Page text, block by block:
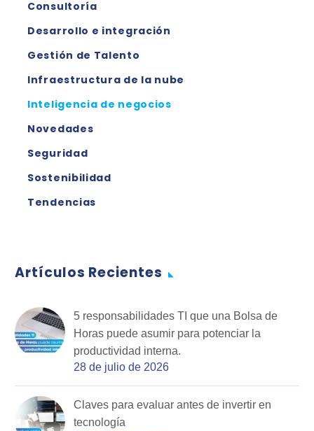
Consultoría
Desarrollo e integración
Gestión de Talento
Infraestructura de la nube
Inteligencia de negocios
Novedades
Seguridad
Sostenibilidad
Tendencias
Artículos Recientes
5 responsabilidades TI que una Bolsa de
Horas puede asumir para potenciar la
productividad interna.
28 de julio de 2026
Claves para evaluar antes de invertir en
tecnología